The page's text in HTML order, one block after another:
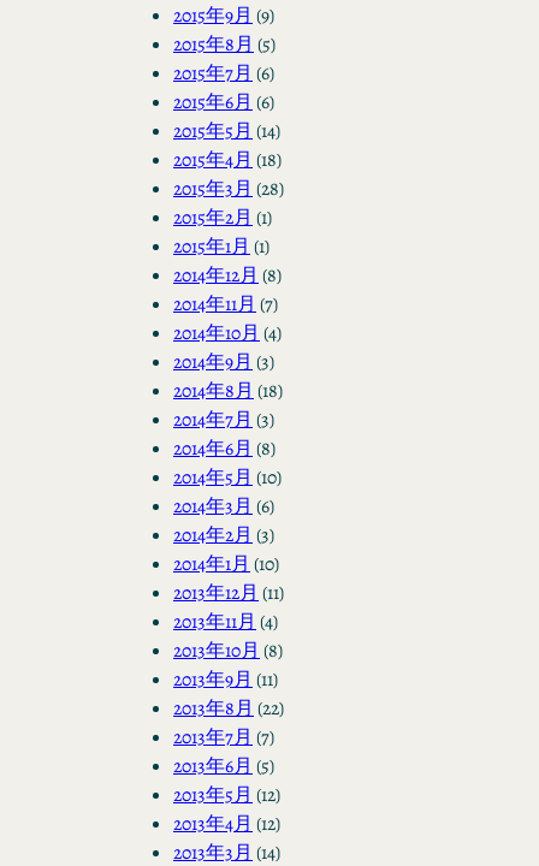
2015年9月 (9)
2015年8月 (5)
2015年7月 (6)
2015年6月 (6)
2015年5月 (14)
2015年4月 (18)
2015年3月 (28)
2015年2月 (1)
2015年1月 (1)
2014年12月 (8)
2014年11月 (7)
2014年10月 (4)
2014年9月 (3)
2014年8月 (18)
2014年7月 (3)
2014年6月 (8)
2014年5月 (10)
2014年3月 (6)
2014年2月 (3)
2014年1月 (10)
2013年12月 (11)
2013年11月 (4)
2013年10月 (8)
2013年9月 (11)
2013年8月 (22)
2013年7月 (7)
2013年6月 (5)
2013年5月 (12)
2013年4月 (12)
2013年3月 (14)